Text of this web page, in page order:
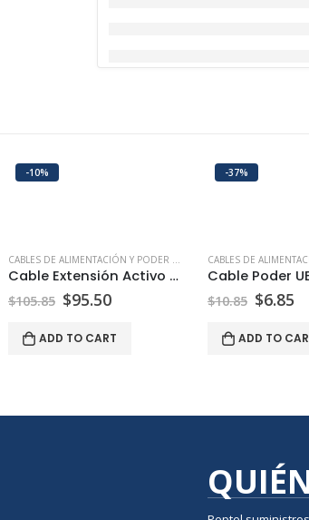
-10%
CABLES DE ALIMENTACIÓN Y PODER USB HDMI ETHERNET | PEPTEL
Cable Extensión Activo USB-C a USB-A 10 Metros
$105.85 $95.50
ADD TO CART
-37%
$10.85 $6.85
ADD TO